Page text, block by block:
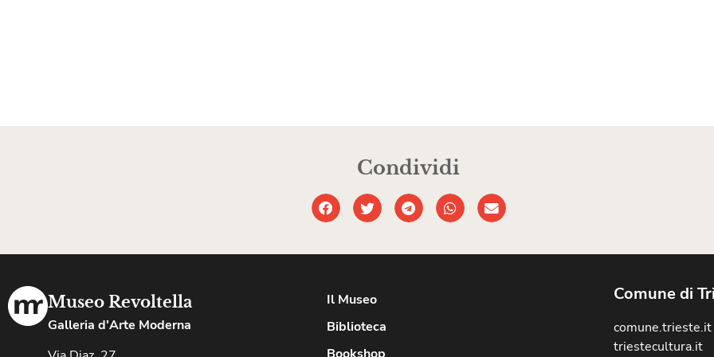
Condividi
Museo Revoltella
Galleria d'Arte Moderna
Il Museo
Biblioteca
Comune di
comune.trieste.it
triestecultura.it